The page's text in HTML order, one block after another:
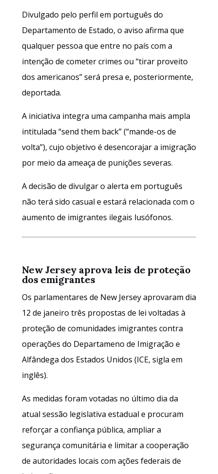
Divulgado pelo perfil em português do
Departamento de Estado, o aviso afirma que
qualquer pessoa que entre no país com a
intenção de cometer crimes ou “tirar proveito
dos americanos” será presa e, posteriormente,
deportada.
A iniciativa integra uma campanha mais ampla
intitulada “send them back” (“mande-os de
volta”), cujo objetivo é desencorajar a imigração
por meio da ameaça de punições severas.
A decisão de divulgar o alerta em português
não terá sido casual e estará relacionada com o
aumento de imigrantes ilegais lusófonos.
New Jersey aprova leis de proteção
dos emigrantes
Os parlamentares de New Jersey aprovaram dia
12 de janeiro três propostas de lei voltadas à
proteção de comunidades imigrantes contra
operações do Departameno de Imigração e
Alfândega dos Estados Unidos (ICE, sigla em
inglês).
As medidas foram votadas no último dia da
atual sessão legislativa estadual e procuram
reforçar a confiança pública, ampliar a
segurança comunitária e limitar a cooperação
de autoridades locais com ações federais de